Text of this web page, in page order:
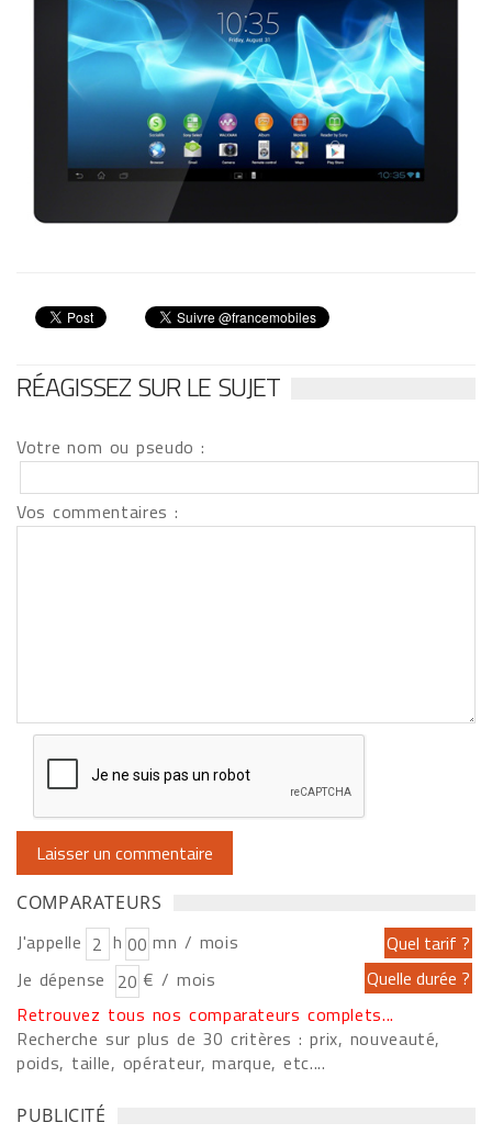
RÉAGISSEZ SUR LE SUJET
Votre nom ou pseudo :
Vos commentaires :
COMPARATEURS
J'appelle h
mn / mois
Je dépense
€ / mois
Retrouvez tous nos comparateurs complets...
Recherche sur plus de 30 critères : prix, nouveauté,
poids, taille, opérateur, marque, etc....
PUBLICITÉ